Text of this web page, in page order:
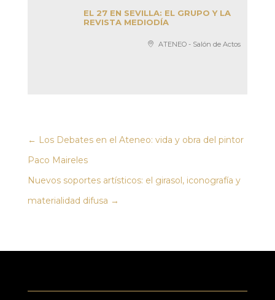
EL 27 EN SEVILLA: EL GRUPO Y LA
REVISTA MEDIODÍA
ATENEO - Salón de Actos
← Los Debates en el Ateneo: vida y obra del pintor
Paco Maireles
Nuevos soportes artísticos: el girasol, iconografía y
materialidad difusa →